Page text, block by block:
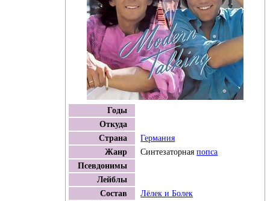
Годы
Откуда
Страна
Германия
Жанр
Синтезаторнаяпопса
Псевдонимы
Лейблы
Состав
Лёлек и Болек